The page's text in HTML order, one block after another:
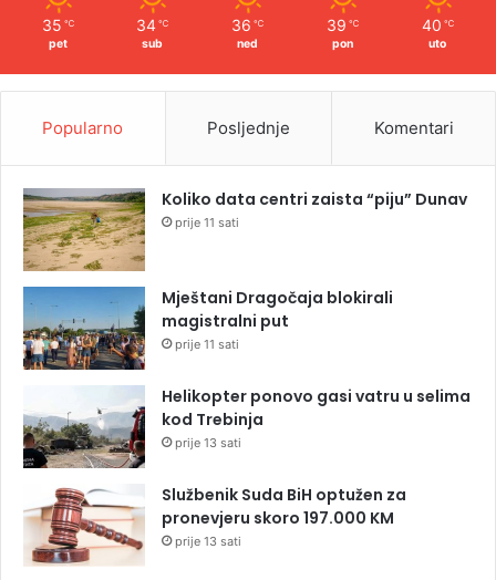
35 ℃
pet
34 ℃
sub
36 ℃
ned
39 ℃
pon
40 ℃
uto
Popularno Posljednje Komentari
Koliko data centri zaista “piju” Dunav
prije 11 sati
Mještani Dragočaja blokirali
magistralni put
prije 11 sati
Helikopter ponovo gasi vatru u selima
kod Trebinja
prije 13 sati
Službenik Suda BiH optužen za
pronevjeru skoro 197.000 KM
prije 13 sati